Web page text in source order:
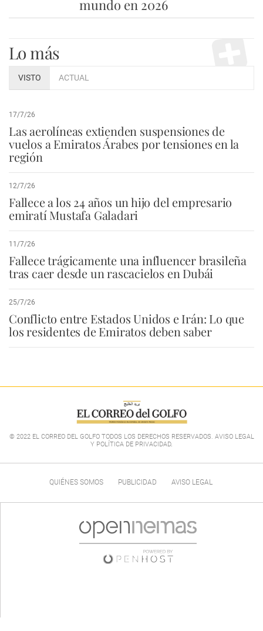
mundo en 2026
Lo más
VISTO ACTUAL
17/7/26
Las aerolíneas extienden suspensiones de
vuelos a Emiratos Árabes por tensiones en la
región
12/7/26
Fallece a los 24 años un hijo del empresario
emiratí Mustafa Galadari
11/7/26
Fallece trágicamente una influencer brasileña
tras caer desde un rascacielos en Dubái
25/7/26
Conflicto entre Estados Unidos e Irán: Lo que
los residentes de Emiratos deben saber
© 2022 EL CORREO DEL GOLFO TODOS LOS DERECHOS RESERVADOS. AVISO LEGAL
Y POLÍTICA DE PRIVACIDAD.
QUIÉNES SOMOS PUBLICIDAD AVISO LEGAL